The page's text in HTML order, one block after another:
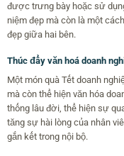
được trưng bày hoặc sử
niệm đẹp mà còn là một
đẹp giữa hai bên.
Thúc đẩy văn hoá doanh
Một món quà Tết doanh
mà còn thể hiện văn hóa
thống lâu đời, thể hiện sự
tăng sự hài lòng của nhân
gắn kết trong nội bộ.